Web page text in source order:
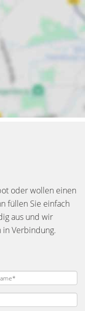
oder wollen einen
füllen Sie einfach
aus und wir
in Verbindung.